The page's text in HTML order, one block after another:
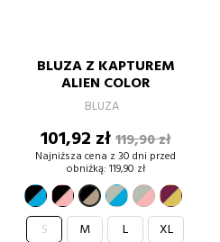
BLUZA Z KAPTUREM
ALIEN COLOR
BLUZA
Cena
101,92 złCena
podstawowa
119,90 zł
Najniższa cena z 30 dni przed
obniżką: 119,90 zł
czarno-
niebieski
czarno-
różowy
czarny-
złoty
szaro-
niebieski
szaro-
różowy
burgund-
złoty
S M L XL